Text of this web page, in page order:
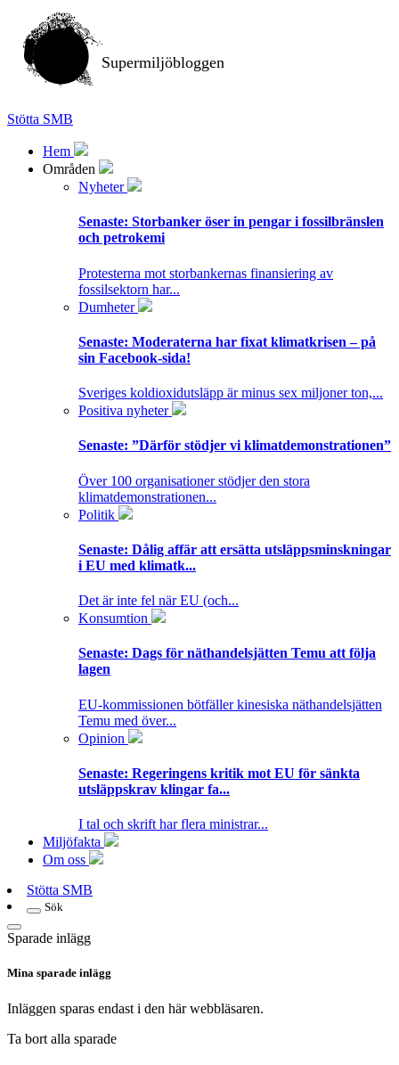
Supermiljöbloggen
Stötta SMB
Hem
Områden
Nyheter
Senaste: Storbanker öser in pengar i fossilbränslen
och petrokemi
Protesterna mot storbankernas finansiering av
fossilsektorn har...
Dumheter
Senaste: Moderaterna har fixat klimatkrisen – på
sin Facebook-sida!
Sveriges koldioxidutsläpp är minus sex miljoner ton,...
Positiva nyheter
Senaste: ”Därför stödjer vi klimatdemonstrationen”
Över 100 organisationer stödjer den stora
klimatdemonstrationen...
Politik
Senaste: Dålig affär att ersätta utsläppsminskningar
i EU med klimatk...
Det är inte fel när EU (och...
Konsumtion
Senaste: Dags för näthandelsjätten Temu att följa
lagen
EU-kommissionen bötfäller kinesiska näthandelsjätten
Temu med över...
Opinion
Senaste: Regeringens kritik mot EU för sänkta
utsläppskrav klingar fa...
I tal och skrift har flera ministrar...
Miljöfakta
Om oss
Stötta SMB
Sök
Sparade inlägg
Mina sparade inlägg
Inläggen sparas endast i den här webbläsaren.
Ta bort alla sparade